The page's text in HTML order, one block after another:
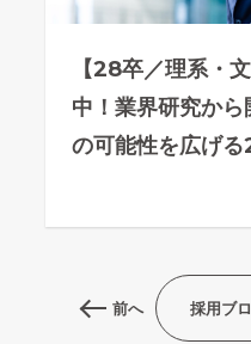
【28卒／理系・
中！業界研究か
の可能性を広げ
前へ 採用ブ